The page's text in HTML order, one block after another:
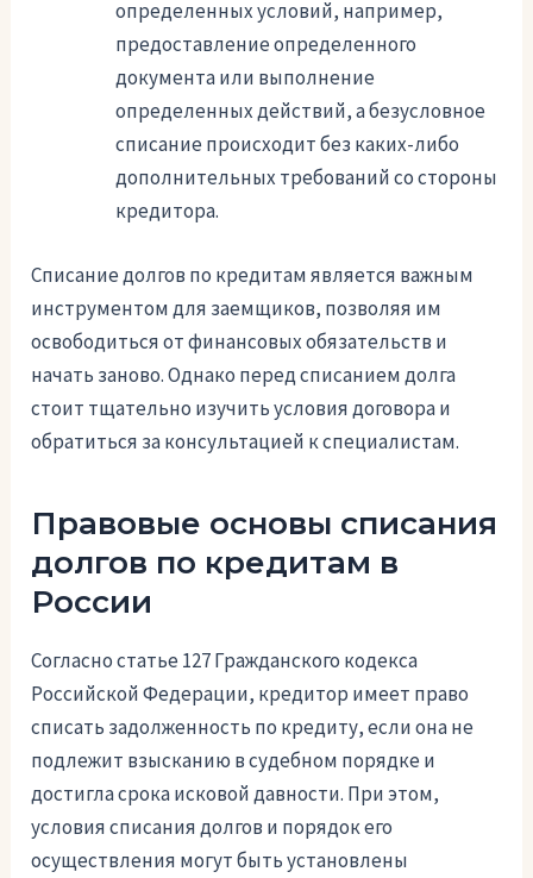
определенных условий, например,
предоставление определенного
документа или выполнение
определенных действий, а безусловное
списание происходит без каких-либо
дополнительных требований со стороны
кредитора.
Списание долгов по кредитам является важным
инструментом для заемщиков, позволяя им
освободиться от финансовых обязательств и
начать заново. Однако перед списанием долга
стоит тщательно изучить условия договора и
обратиться за консультацией к специалистам.
Правовые основы списания
долгов по кредитам в
России
Согласно статье 127 Гражданского кодекса
Российской Федерации, кредитор имеет право
списать задолженность по кредиту, если она не
подлежит взысканию в судебном порядке и
достигла срока исковой давности. При этом,
условия списания долгов и порядок его
осуществления могут быть установлены